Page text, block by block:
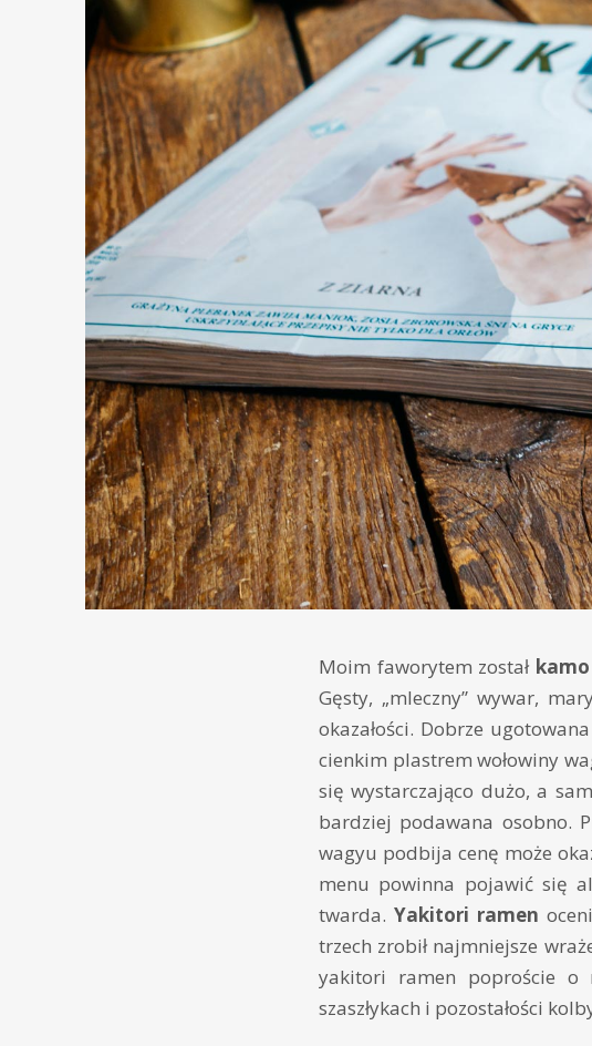
Moim faworytem został
Gęsty, „mleczny” wywar,
okazałości. Dobrze
cienkim plastrem wołowiny
się wystarczająco dużo, a
bardziej podawana osobno.
wagyu podbija cenę może
menu powinna pojawić się
twarda. Yakitori ramen
trzech zrobił najmniejsze
yakitori ramen poproście o
szaszłykach i pozostałości